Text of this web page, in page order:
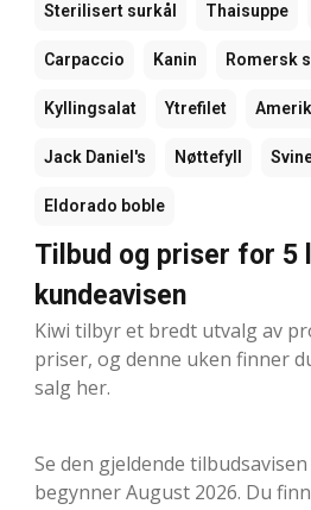
Sterilisert surkål Thaisuppe
Carpaccio Kanin Romersk
Kyllingsalat Ytrefilet
Jack Daniel's Nøttefyll
Eldorado boble
Tilbud og priser for 5
kundeavisen
Kiwi tilbyr et bredt utvalg av
priser, og denne uken finner
salg her.
Se den gjeldende
begynner August 2026. Du